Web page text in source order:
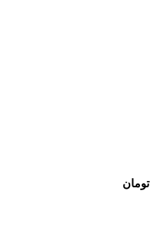
تومان